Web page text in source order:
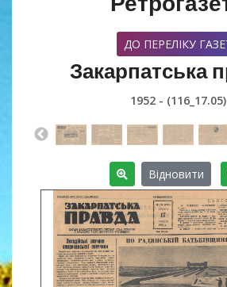
ДО ПЕРЕЛІКУ
Закарпатська
1952 - (116_17.05)
Відновити